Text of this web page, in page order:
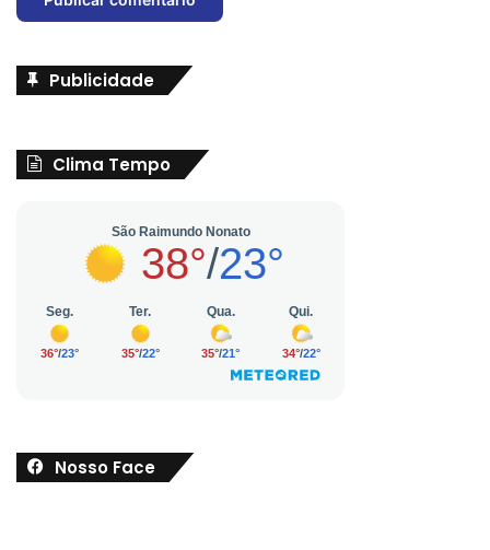
Publicidade
Clima Tempo
Nosso Face